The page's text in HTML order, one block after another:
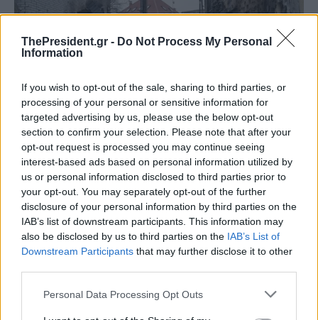
ThePresident.gr - Do Not Process My Personal
Information
If you wish to opt-out of the sale, sharing to third parties, or
processing of your personal or sensitive information for
targeted advertising by us, please use the below opt-out
section to confirm your selection. Please note that after your
opt-out request is processed you may continue seeing
interest-based ads based on personal information utilized by
us or personal information disclosed to third parties prior to
your opt-out. You may separately opt-out of the further
disclosure of your personal information by third parties on the
IAB’s list of downstream participants. This information may
also be disclosed by us to third parties on the IAB’s List of
Downstream Participants that may further disclose it to other
Personal Data Processing Opt Outs